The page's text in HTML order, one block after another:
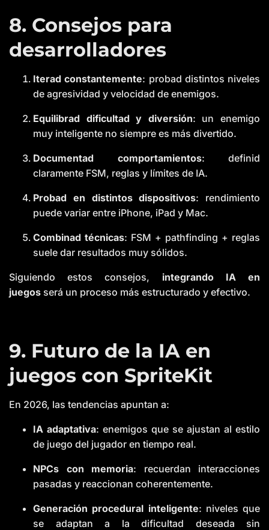
8. Consejos para
desarrolladores
Iterad constantemente: probad distintos niveles
de agresividad y velocidad de enemigos.
Equilibrad dificultad y diversión: un enemigo
muy inteligente no siempre es más divertido.
Documentad comportamientos: definid
claramente FSM, reglas y límites de IA.
Probad en distintos dispositivos: rendimiento
puede variar entre iPhone, iPad y Mac.
Combinad técnicas: FSM + pathfinding + reglas
suele dar resultados muy sólidos.
Siguiendo estos consejos,
integrando IA en
juegos será un proceso más estructurado y efectivo.
9. Futuro de la IA en
juegos con SpriteKit
En 2026, las tendencias apuntan a:
IA adaptativa: enemigos que se ajustan al estilo
de juego del jugador en tiempo real.
NPCs con memoria: recuerdan interacciones
pasadas y reaccionan coherentemente.
Generación procedural inteligente: niveles que
se adaptan a la dificultad deseada sin